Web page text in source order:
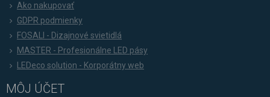
Ako nakupovať
GDPR podmienky
FOSALI - Dizajnové svietidlá
MASTER - Profesionálne LED pásy
LEDeco solution - Korporátny web
MÔJ ÚČET